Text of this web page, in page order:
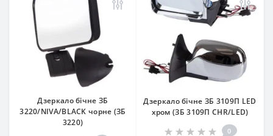
Дзеркало бічне ЗБ
3220/NIVA/BLACK чорне (ЗБ
3220)
Дзеркало бічне ЗБ 3109П LED
хром (ЗБ 3109П CHR/LED)
0